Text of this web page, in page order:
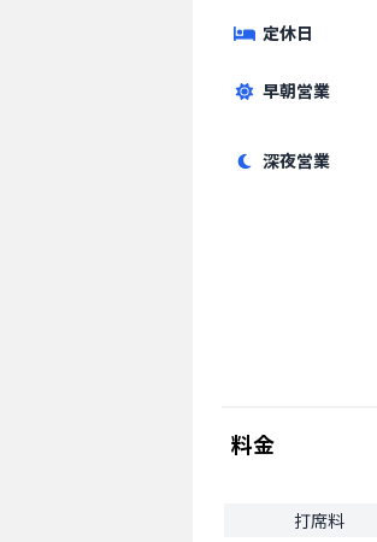
定休日
早朝営業
深夜営業
料金
打席料